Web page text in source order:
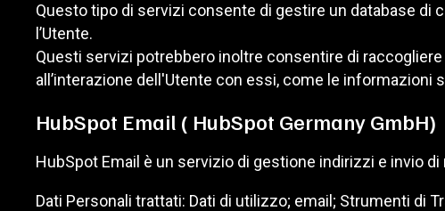
Questo tipo di servizi consente di gestire un database
l’Utente.
Questi servizi potrebbero inoltre consentire di raccogliere
all’interazione dell'Utente con essi, come le
HubSpot Email ( HubSpot Germany GmbH)
HubSpot Email è un servizio di gestione indirizzi e invio
Dati Personali trattati: Dati di utilizzo; email; Strumenti di